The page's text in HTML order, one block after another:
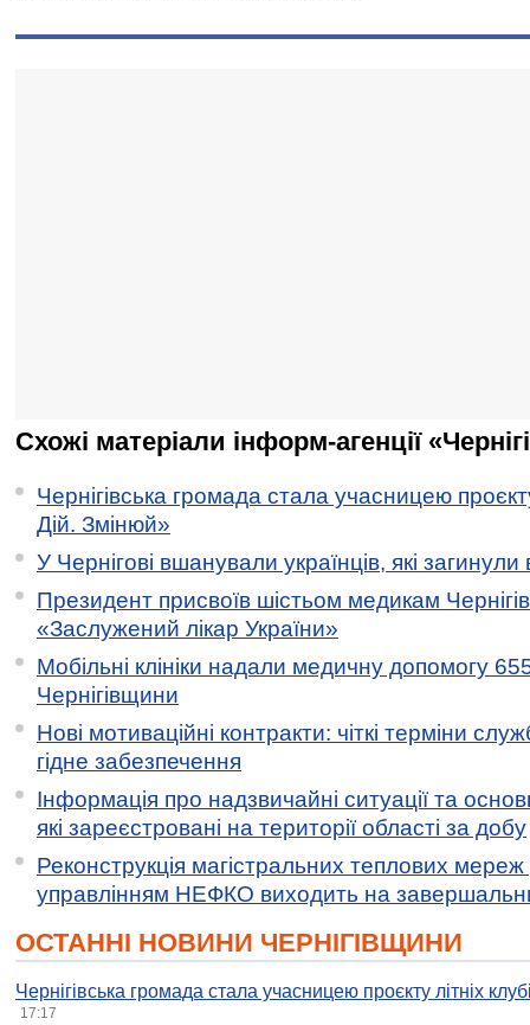
Схожі матеріали інформ-агенції
Чернігівська громада стала учасницею
Дій. Змінюй»
У Чернігові вшанували українців, які загинули
Президент присвоїв шістьом медикам
«Заслужений лікар України»
Мобільні клініки надали медичну допомогу
Чернігівщини
Нові мотиваційні контракти: чіткі терміни
гідне забезпечення
Інформація про надзвичайні ситуації та
які зареєстровані на території області за добу
Реконструкція магістральних теплових мереж
управлінням НЕФКО виходить на
ОСТАННІ НОВИНИ ЧЕРНІГІВЩИНИ
Чернігівська громада стала учасницею проєкту літніх
17:17